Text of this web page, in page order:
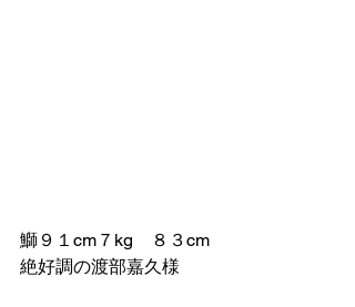
鰤９１cm７kg　８３cm
絶好調の渡部嘉久様